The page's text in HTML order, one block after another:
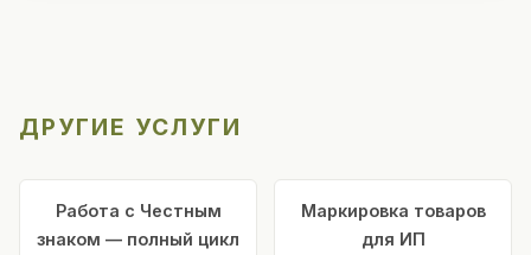
ДРУГИЕ УСЛУГИ
Работа с Честным
знаком — полный цикл
Маркировка товаров
для ИП